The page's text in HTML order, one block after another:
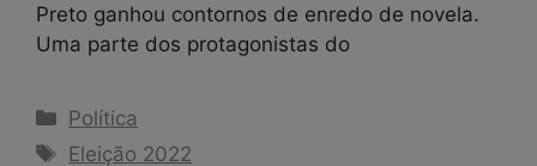
Preto ganhou contornos de enredo de novela.
Uma parte dos protagonistas do
Categorias
Política
Tags
Eleição 2022